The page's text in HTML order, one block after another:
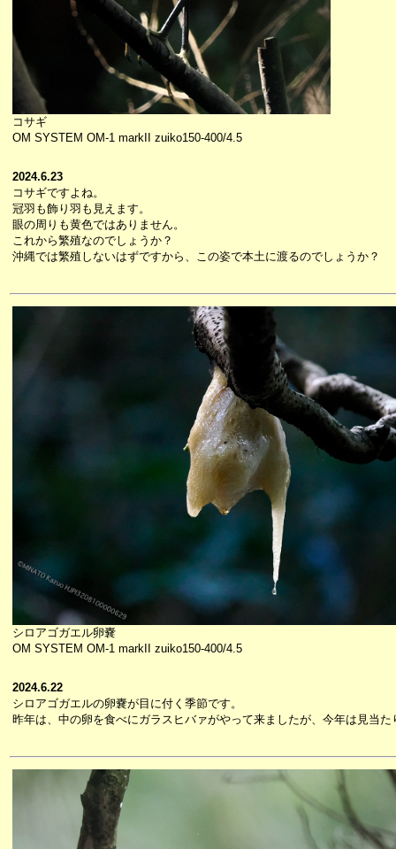
コサギ
OM SYSTEM OM-1 markII zuiko150-400/4.5
2024.6.23
コサギですよね。
冠羽も飾り羽も見えます。
眼の周りも黄色ではありません。
これから繁殖なのでしょうか？
沖縄では繁殖しないはずですから、この姿で本土に渡るのでしょうか？
シロアゴガエル卵嚢
OM SYSTEM OM-1 markII zuiko150-400/4.5
2024.6.22
シロアゴガエルの卵嚢が目に付く季節です。
昨年は、中の卵を食べにガラスヒバァがやって来ましたが、今年は見当た